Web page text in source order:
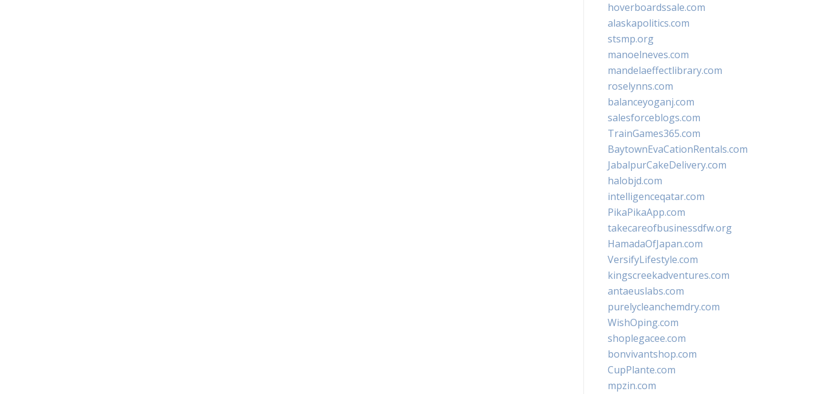
hoverboardssale.com
alaskapolitics.com
stsmp.org
manoelneves.com
mandelaeffectlibrary.com
roselynns.com
balanceyoganj.com
salesforceblogs.com
TrainGames365.com
BaytownEvaCationRentals.com
JabalpurCakeDelivery.com
halobjd.com
intelligenceqatar.com
PikaPikaApp.com
takecareofbusinessdfw.org
HamadaOfJapan.com
VersifyLifestyle.com
kingscreekadventures.com
antaeuslabs.com
purelycleanchemdry.com
WishOping.com
shoplegacee.com
bonvivantshop.com
CupPlante.com
mpzin.com